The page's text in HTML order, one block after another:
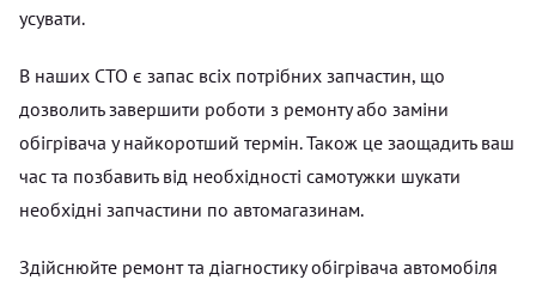
усувати.
В наших СТО є запас всіх потрібних запчастин, що
дозволить завершити роботи з ремонту або заміни
обігрівача у найкоротший термін. Також це заощадить ваш
час та позбавить від необхідності самотужки шукати
необхідні запчастини по автомагазинам.
Здійснюйте ремонт та діагностику обігрівача автомобіля